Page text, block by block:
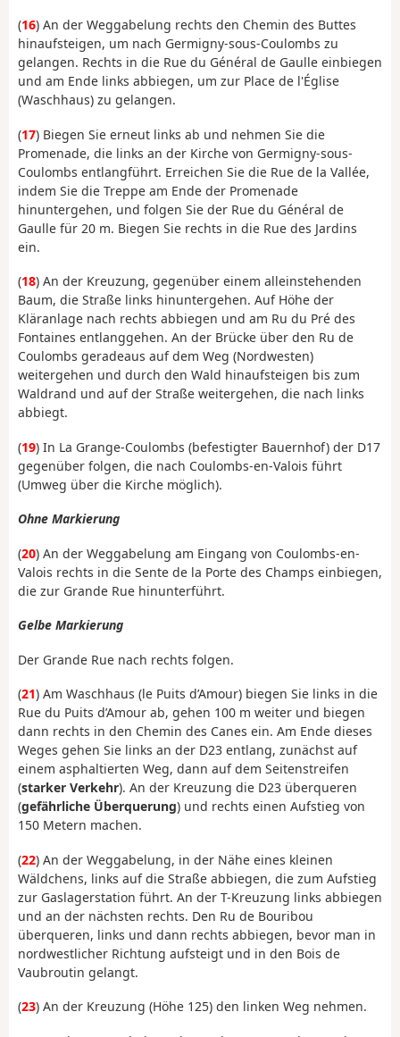
(16) An der Weggabelung rechts den Chemin des Buttes
hinaufsteigen, um nach Germigny-sous-Coulombs zu
gelangen. Rechts in die Rue du Général de Gaulle einbiegen
und am Ende links abbiegen, um zur Place de l'Église
(Waschhaus) zu gelangen.
(17) Biegen Sie erneut links ab und nehmen Sie die
Promenade, die links an der Kirche von Germigny-sous-
Coulombs entlangführt. Erreichen Sie die Rue de la Vallée,
indem Sie die Treppe am Ende der Promenade
hinuntergehen, und folgen Sie der Rue du Général de
Gaulle für 20 m. Biegen Sie rechts in die Rue des Jardins
ein.
(18) An der Kreuzung, gegenüber einem alleinstehenden
Baum, die Straße links hinuntergehen. Auf Höhe der
Kläranlage nach rechts abbiegen und am Ru du Pré des
Fontaines entlanggehen. An der Brücke über den Ru de
Coulombs geradeaus auf dem Weg (Nordwesten)
weitergehen und durch den Wald hinaufsteigen bis zum
Waldrand und auf der Straße weitergehen, die nach links
abbiegt.
(19) In La Grange-Coulombs (befestigter Bauernhof) der D17
gegenüber folgen, die nach Coulombs-en-Valois führt
(Umweg über die Kirche möglich).
Ohne Markierung
(20) An der Weggabelung am Eingang von Coulombs-en-
Valois rechts in die Sente de la Porte des Champs einbiegen,
die zur Grande Rue hinunterführt.
Gelbe Markierung
Der Grande Rue nach rechts folgen.
(21) Am Waschhaus (le Puits d’Amour) biegen Sie links in die
Rue du Puits d’Amour ab, gehen 100 m weiter und biegen
dann rechts in den Chemin des Canes ein. Am Ende dieses
Weges gehen Sie links an der D23 entlang, zunächst auf
einem asphaltierten Weg, dann auf dem Seitenstreifen
(starker Verkehr). An der Kreuzung die D23 überqueren
(gefährliche Überquerung) und rechts einen Aufstieg von
150 Metern machen.
(22) An der Weggabelung, in der Nähe eines kleinen
Wäldchens, links auf die Straße abbiegen, die zum Aufstieg
zur Gaslagerstation führt. An der T-Kreuzung links abbiegen
und an der nächsten rechts. Den Ru de Bouribou
überqueren, links und dann rechts abbiegen, bevor man in
nordwestlicher Richtung aufsteigt und in den Bois de
Vaubroutin gelangt.
(23) An der Kreuzung (Höhe 125) den linken Weg nehmen.